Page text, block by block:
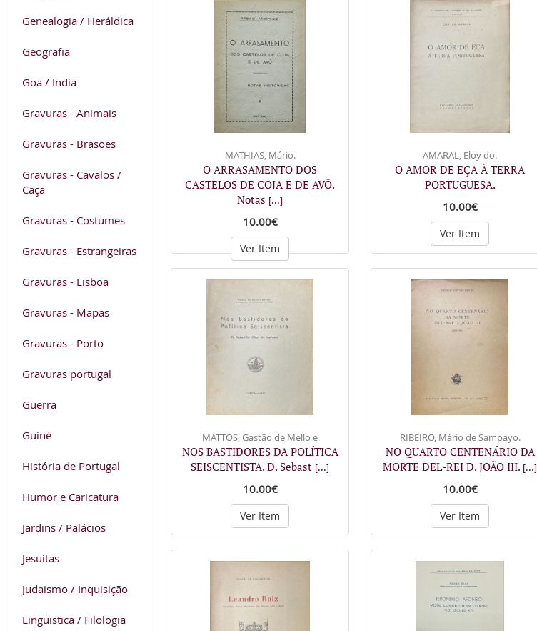
Genealogia / Heráldica
Geografia
Goa / India
Gravuras - Animais
Gravuras - Brasões
Gravuras - Cavalos /
Caça
Gravuras - Costumes
Gravuras - Estrangeiras
Gravuras - Lisboa
Gravuras - Mapas
Gravuras - Porto
Gravuras portugal
Guerra
Guiné
História de Portugal
Humor e Caricatura
Jardins / Palácios
Jesuitas
Judaismo / Inquisição
Linguistica / Filologia
MATHIAS, Mário.
O ARRASAMENTO DOS
CASTELOS DE COJA E DE AVÔ.
Notas [...]
10.00€
Ver Item
AMARAL, Eloy do.
O AMOR DE EÇA À TERRA
PORTUGUESA.
10.00€
Ver Item
MATTOS, Gastão de Mello e
NOS BASTIDORES DA POLÍTICA
SEISCENTISTA. D. Sebast [...]
10.00€
Ver Item
RIBEIRO, Mário de Sampayo.
NO QUARTO CENTENÁRIO DA
MORTE DEL-REI D. JOÃO III. [...]
10.00€
Ver Item